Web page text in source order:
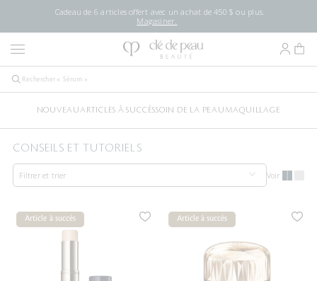
Cadeau de 6 articles offert avec un achat de 450 $ ou plus.
Magasiner.
NOUVEAUARTICLES À SUCCÈSSOIN DE LA PEAUMAQUILLAGE
CONSEILS ET TUTORIELS
Filtrer et trier Voir
Article à succès Article à succès